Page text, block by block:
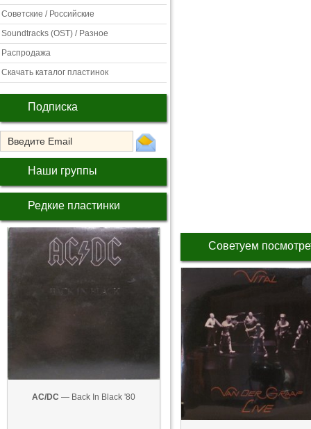
Советские / Российские
Soundtracks (OST) / Разное
Распродажа
Скачать каталог пластинок
Подписка
Наши группы
Редкие пластинки
AC/DC — Back In Black '80
Советуем